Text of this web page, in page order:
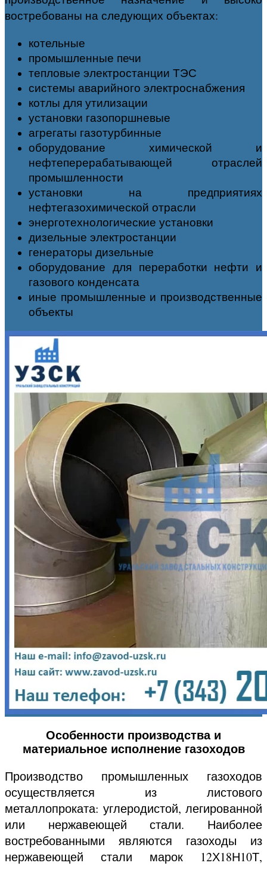
востребованы на следующих объектах:
котельные
промышленные печи
тепловые электростанции ТЭС
системы аварийного электроснабжения
котлы для утилизации
установки газопоршневые
агрегаты газотурбинные
оборудование химической и
нефтеперерабатывающей отраслей
промышленности
установки на предприятиях
нефтегазохимической отрасли
энерготехнологические установки
дизельные электростанции
генераторы дизельные
оборудование для переработки нефти и
газового конденсата
иные промышленные и производственные
объекты
Особенности производства и
материальное исполнение газоходов
Производство промышленных газоходов
осуществляется из листового
металлопроката: углеродистой, легированной
или нержавеющей стали. Наиболее
востребованными являются газоходы из
нержавеющей стали марок 12Х18Н10Т,